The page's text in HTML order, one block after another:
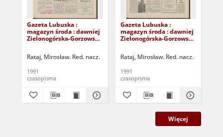
Gazeta Lubuska :
magazyn środa : dawniej
Zielonogórska-Gorzowska
Wyd. 1
Rataj, Mirosław. Red. nacz.
1991
czasopisma
Gazeta Lubuska :
magazyn środa : dawniej
Zielonogórska-Gorzowska
Wyd. 1
Rataj, Mirosław. Red. nacz.
1991
czasopisma
Więcej